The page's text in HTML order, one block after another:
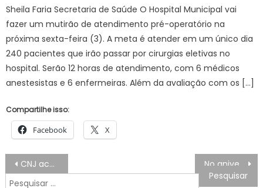
Sheila Faria Secretaria de Saúde O Hospital Municipal vai
fazer um mutirão de atendimento pré-operatório na
próxima sexta-feira (3). A meta é atender em um único dia
240 pacientes que irão passar por cirurgias eletivas no
hospital. Serão 12 horas de atendimento, com 6 médicos
anestesistas e 6 enfermeiras. Além da avaliação com os […]
Compartilhe isso:
Facebook X
Navegação
de
CNJ acelera bloqueio judicial e contas podem sofrer restrições em menos de 24 horas
Pesquisar